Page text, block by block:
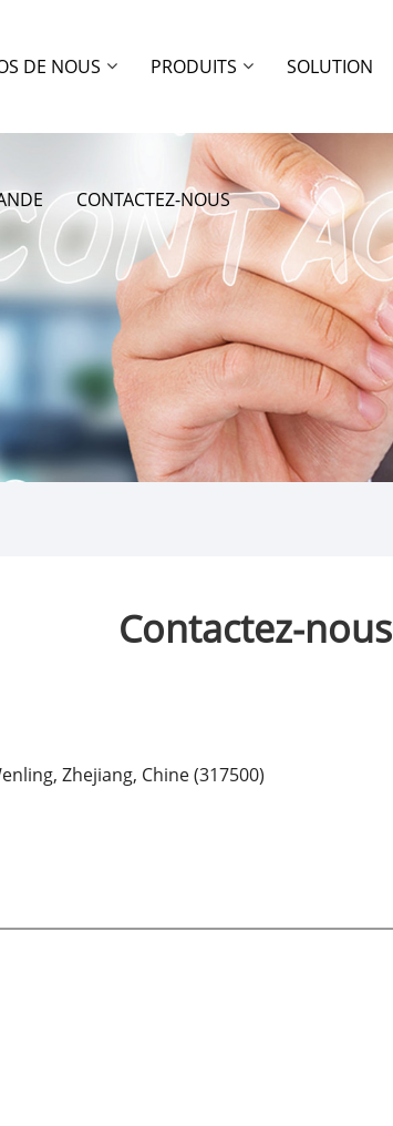
DE NOUS PRODUITS SOLUTION
CONTACTEZ-NOUS
Contactez-nous
Zhejiang, Chine (317500)